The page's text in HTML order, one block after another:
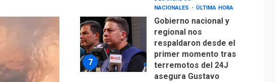
Duque
1
NACIONALES
TITULARES
ÚLTIMA HORA
Reanudan
operaciones de carga
y descarga en
Aeropuerto de